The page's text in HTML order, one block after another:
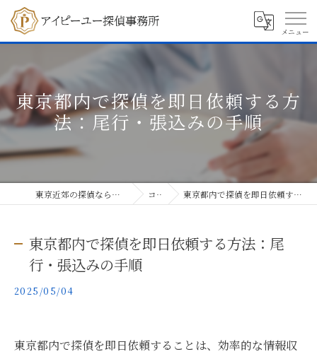
東京都内で探偵を即日依頼する方
法：尾行・張込みの手順
東京近郊の探偵ならアイピーユー探偵事務所 コラム 東京都内で探偵を即日依頼する方法：尾行・張込みの手順
東京都内で探偵を即日依頼する方法：尾
行・張込みの手順
2025/05/04
東京都内で探偵を即日依頼することは、効率的な情報収